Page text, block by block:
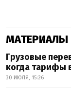
МАТЕРИАЛЫ
Грузовые
когда тарифы
30 ИЮЛЯ, 15:26